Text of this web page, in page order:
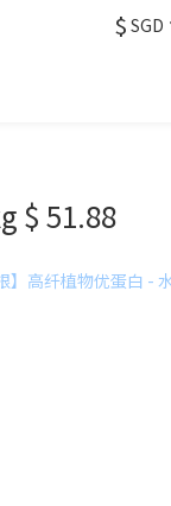
$ SGD
$ 51.88